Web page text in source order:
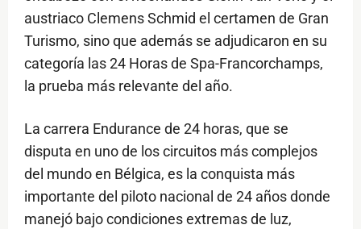
austriaco Clemens Schmid el certamen de Gran
Turismo, sino que además se adjudicaron en su
categoría las 24 Horas de Spa-Francorchamps,
la prueba más relevante del año.
La carrera Endurance de 24 horas, que se
disputa en uno de los circuitos más complejos
del mundo en Bélgica, es la conquista más
importante del piloto nacional de 24 años donde
manejó bajo condiciones extremas de luz,